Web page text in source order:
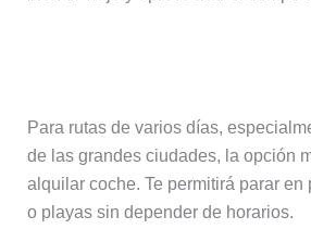
Para rutas de varios días,
de las grandes ciudades, la opción
alquilar coche. Te permitirá parar en
o playas sin depender de horarios.